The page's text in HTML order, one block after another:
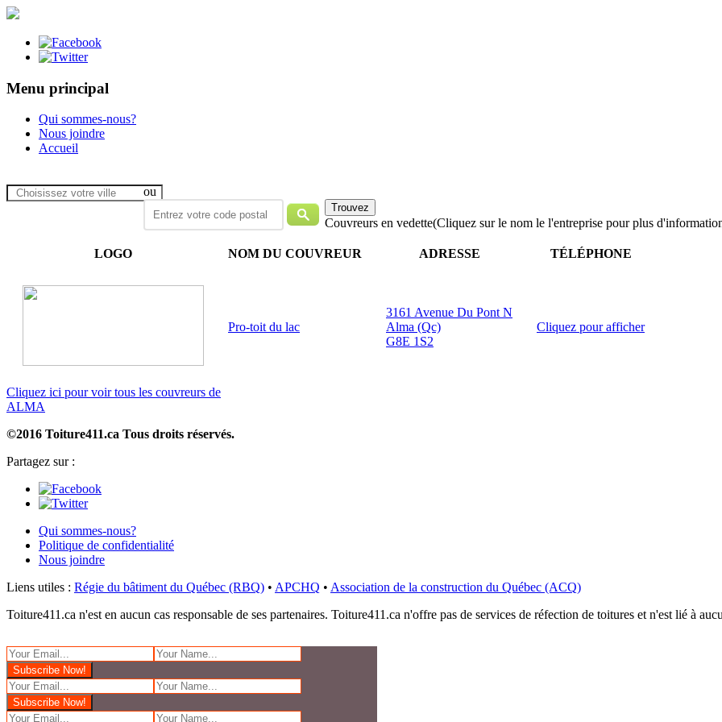
Menu principal
Qui sommes-nous?
Nous joindre
Accueil
ou
Couvreurs en vedette(Cliquez sur le nom le l'entreprise pour plus
LOGO NOM DU COUVREUR ADRESSE TÉLÉPHONE
Pro-toit du lac
3161 Avenue Du Pont N
Alma (Qc)
G8E 1S2
Cliquez pour afficher
Cliquez ici pour voir tous les couvreurs de
ALMA
©2016 Toiture411.ca Tous droits réservés.
Partagez sur :
Qui sommes-nous?
Politique de confidentialité
Nous joindre
Liens utiles : Régie du bâtiment du Québec (RBQ) • APCHQ • Association de la construction du Québec (ACQ)
Toiture411.ca n'est en aucun cas responsable de ses partenaires. Toiture411.ca n'offre pas de services de réfection de toitures et n'est lié à